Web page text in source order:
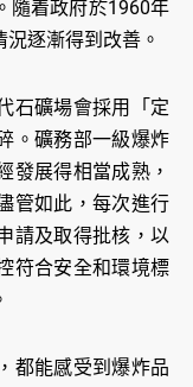
隨着政府於1960年
逐漸得到改善。
石礦場會採用「定
。礦務部一級爆炸
發展得相當成熟，
管如此，每次進行
請及取得批核，以
符合安全和環境標
都能感受到爆炸品